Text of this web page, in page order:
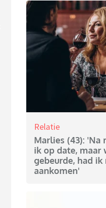
Relatie
Marlies (43): 'Na
ik op date, maar
gebeurde, had
aankomen'